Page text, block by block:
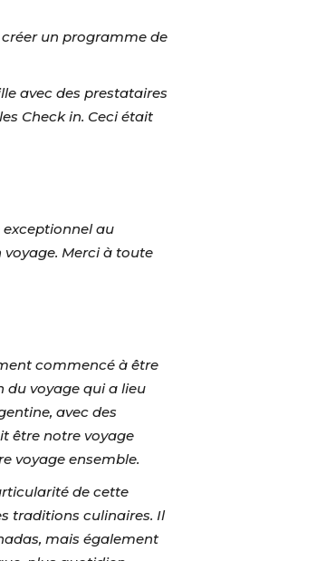
un programme de
avec des prestataires
Check in. Ceci était
exceptionnel au
Merci à toute
commencé à être
du voyage qui a lieu
avec des
être notre voyage
voyage ensemble.
de cette
traditions culinaires. Il
mais également